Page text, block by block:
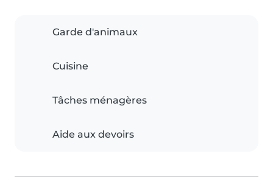
Garde d'animaux
Cuisine
Tâches ménagères
Aide aux devoirs